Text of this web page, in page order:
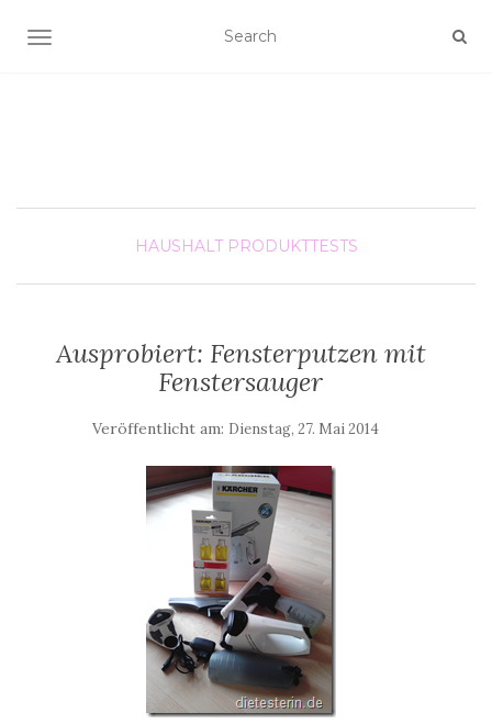
SCHALTE NAVIGATION
HAUSHALT PRODUKTTESTS
Ausprobiert: Fensterputzen mit
Fenstersauger
Veröffentlicht am: Dienstag, 27. Mai 2014